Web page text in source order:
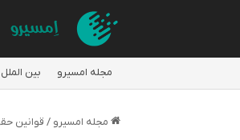
مجله امسیرو بین الملل
مجله امسیرو / قوانین